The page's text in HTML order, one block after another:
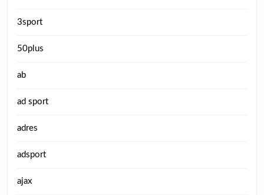
3sport
50plus
ab
ad sport
adres
adsport
ajax